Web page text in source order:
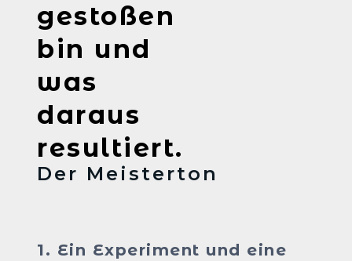
gestoßen
bin und
was
daraus
resultiert.
Der Meisterton
1. Ein Experiment und eine